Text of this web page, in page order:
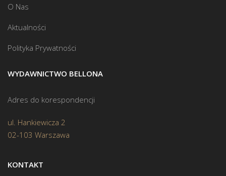
O Nas
Aktualności
Polityka Prywatności
WYDAWNICTWO BELLONA
Adres do korespondencji
ul. Hankiewicza 2
02-103 Warszawa
KONTAKT